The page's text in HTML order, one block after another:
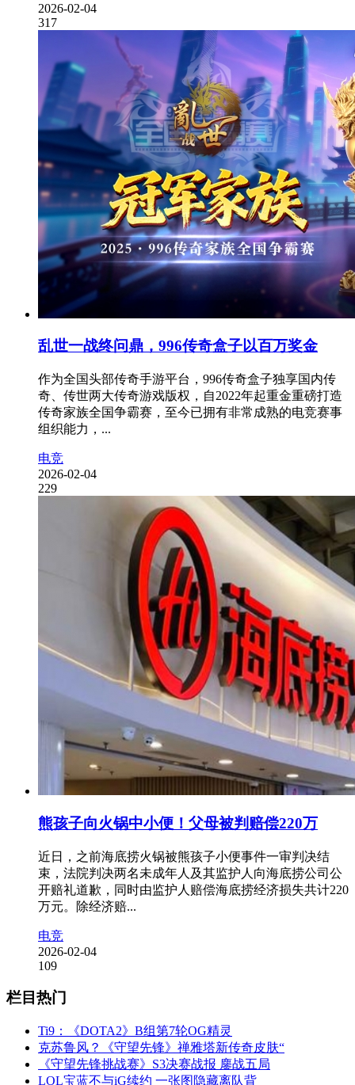
2026-02-04
317
乱世一战终问鼎，996传奇盒子以百万奖金
作为全国头部传奇手游平台，996传奇盒子独享国内传
奇、传世两大传奇游戏版权，自2022年起重金重磅打造
传奇家族全国争霸赛，至今已拥有非常成熟的电竞赛事
组织能力，...
电竞
2026-02-04
229
熊孩子向火锅中小便！父母被判赔偿220万
近日，之前海底捞火锅被熊孩子小便事件一审判决结
束，法院判决两名未成年人及其监护人向海底捞公司公
开赔礼道歉，同时由监护人赔偿海底捞经济损失共计220
万元。除经济赔...
电竞
2026-02-04
109
栏目热门
Ti9：《DOTA2》B组第7轮OG精灵
克苏鲁风？《守望先锋》禅雅塔新传奇皮肤“
《守望先锋挑战赛》S3决赛战报 鏖战五局
LOL宝蓝不与iG续约 一张图隐藏离队背